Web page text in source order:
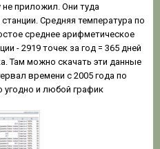
приложил. Они туда
Средняя температура по
среднее арифметическое
- 2919 точек за год = 365 дней
Там можно скачать эти данные
времени с 2005 года по
угодно и любой график